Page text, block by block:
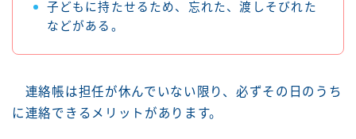
子どもに持たせるため、忘れた、渡しそびれた
などがある。
連絡帳は担任が休んでいない限り、必ずその日のうち
に連絡できるメリットがあります。